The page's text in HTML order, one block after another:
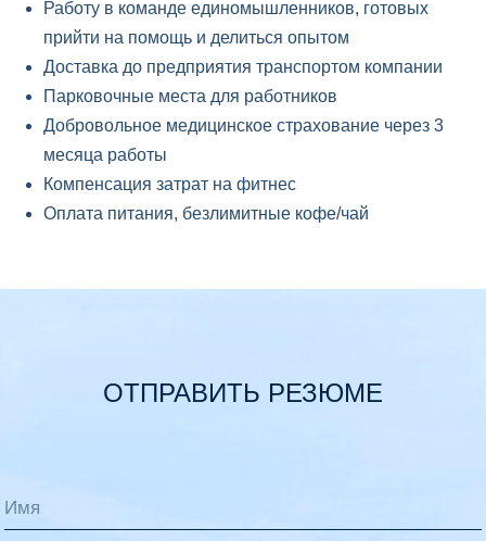
Работу в команде единомышленников, готовых
прийти на помощь и делиться опытом
Доставка до предприятия транспортом компании
Парковочные места для работников
Добровольное медицинское страхование через 3
месяца работы
Компенсация затрат на фитнес
Оплата питания, безлимитные кофе/чай
ОТПРАВИТЬ РЕЗЮМЕ